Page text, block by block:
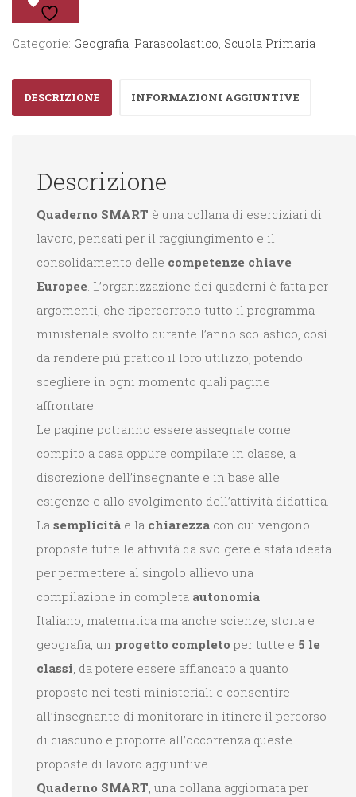
Categorie: Geografia Parascolastico Scuola Primaria
DESCRIZIONE INFORMAZIONI AGGIUNTIVE
Descrizione
Quaderno SMART è una collana di eserciziari di
lavoro, pensati per il raggiungimento e il
consolidamento delle competenze chiave
Europee . L’organizzazione dei quaderni è fatta per
argomenti, che ripercorrono tutto il programma
ministeriale svolto durante l’anno scolastico, così
da rendere più pratico il loro utilizzo, potendo
scegliere in ogni momento quali pagine
affrontare.
Le pagine potranno essere assegnate come
compito a casa oppure compilate in classe, a
discrezione dell’insegnante e in base alle
esigenze e allo svolgimento dell’attività didattica.
La semplicità e la chiarezza con cui vengono
proposte tutte le attività da svolgere è stata ideata
per permettere al singolo allievo una
compilazione in completa autonomia
Italiano, matematica ma anche scienze, storia e
geografia, un progetto completo per tutte e 5 le
classi , da potere essere affiancato a quanto
proposto nei testi ministeriali e consentire
all’insegnante di monitorare in itinere il percorso
di ciascuno e proporre all’occorrenza queste
proposte di lavoro aggiuntive.
Quaderno SMART , una collana aggiornata per